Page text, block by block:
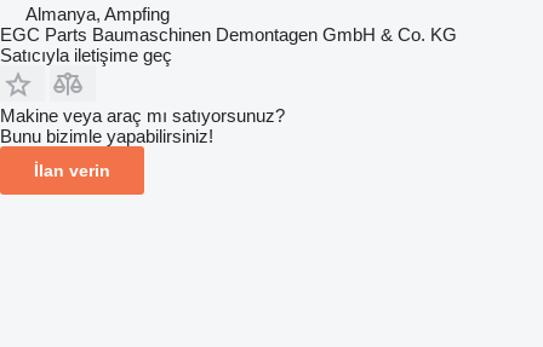
Almanya, Ampfing
EGC Parts Baumaschinen Demontagen GmbH & Co. KG
Satıcıyla iletişime geç
Makine veya araç mı satıyorsunuz?
Bunu bizimle yapabilirsiniz!
İlan verin